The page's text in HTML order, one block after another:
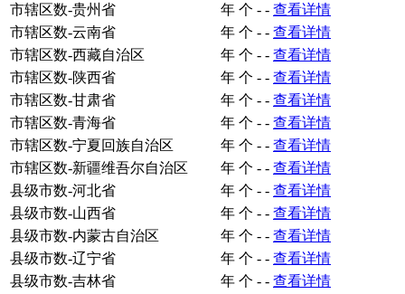
市辖区数-贵州省
年 个 - - 查看详情
市辖区数-云南省
年 个 - - 查看详情
市辖区数-西藏自治区
年 个 - - 查看详情
市辖区数-陕西省
年 个 - - 查看详情
市辖区数-甘肃省
年 个 - - 查看详情
市辖区数-青海省
年 个 - - 查看详情
市辖区数-宁夏回族自治区
年 个 - - 查看详情
市辖区数-新疆维吾尔自治区
年 个 - - 查看详情
县级市数-河北省
年 个 - - 查看详情
县级市数-山西省
年 个 - - 查看详情
县级市数-内蒙古自治区
年 个 - - 查看详情
县级市数-辽宁省
年 个 - - 查看详情
县级市数-吉林省
年 个 - - 查看详情